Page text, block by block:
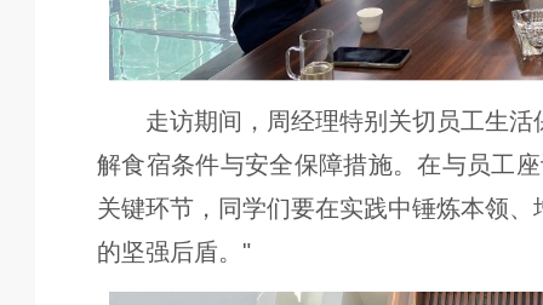
走访期间，周经理特别关切员工生
解食宿条件与安全保障措施。在与员工
关键环节，同学们要在实践中锤炼本领
的坚强后盾。"